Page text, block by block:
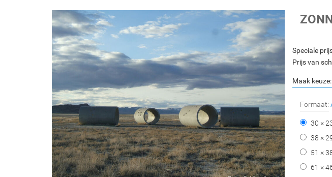
Speciale
Prijs van
Maak keuze:
Formaat:
30 ×
38 ×
51 ×
61 ×